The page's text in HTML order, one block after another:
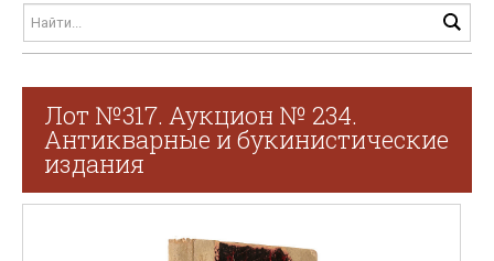
Лот №317. Аукцион № 234.
Антикварные и букинистические
издания